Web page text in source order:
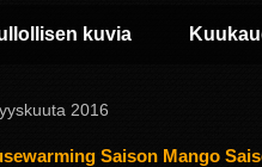
kuvia
2016
Saison Mango